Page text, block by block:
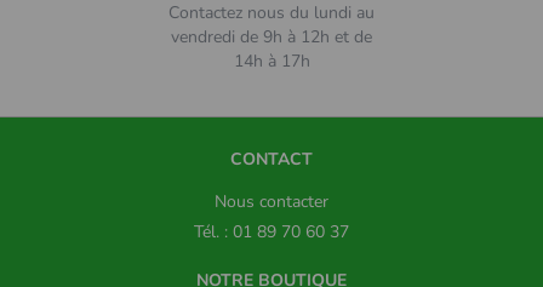
Contactez nous du lundi au
vendredi de 9h à 12h et de
14h à 17h
CONTACT
Nous contacter
Tél. : 01 89 70 60 37
NOTRE BOUTIQUE